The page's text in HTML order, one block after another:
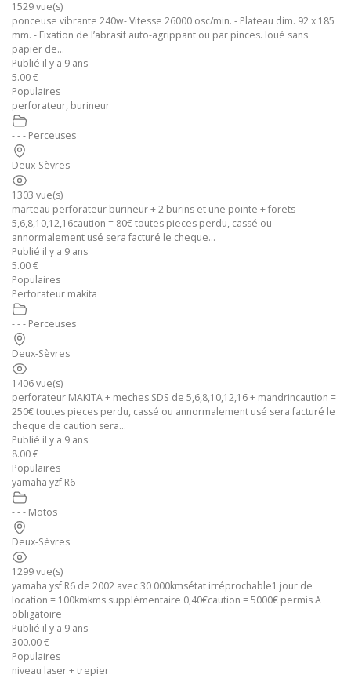
1529 vue(s)
ponceuse vibrante 240w- Vitesse 26000 osc/min. - Plateau dim. 92 x 185
mm. - Fixation de l’abrasif auto-agrippant ou par pinces. loué sans
papier de...
Publié il y a 9 ans
5.00 €
Populaires
perforateur, burineur
- - - Perceuses
Deux-Sèvres
1303 vue(s)
marteau perforateur burineur + 2 burins et une pointe + forets
5,6,8,10,12,16caution = 80€ toutes pieces perdu, cassé ou
annormalement usé sera facturé le cheque...
Publié il y a 9 ans
5.00 €
Populaires
Perforateur makita
- - - Perceuses
Deux-Sèvres
1406 vue(s)
perforateur MAKITA + meches SDS de 5,6,8,10,12,16 + mandrincaution =
250€ toutes pieces perdu, cassé ou annormalement usé sera facturé le
cheque de caution sera...
Publié il y a 9 ans
8.00 €
Populaires
yamaha yzf R6
- - - Motos
Deux-Sèvres
1299 vue(s)
yamaha ysf R6 de 2002 avec 30 000kmsétat irréprochable1 jour de
location = 100kmkms supplémentaire 0,40€caution = 5000€ permis A
obligatoire
Publié il y a 9 ans
300.00 €
Populaires
niveau laser + trepier